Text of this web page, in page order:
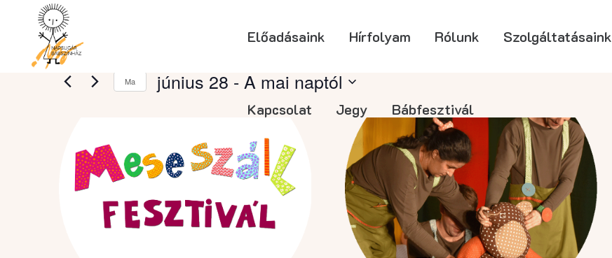
Előadásaink Hírfolyam Rólunk Szolgáltatásaink
Kapcsolat Jegy Bábfesztivál
Események
Ma június 28 - A mai naptól
List
of
events